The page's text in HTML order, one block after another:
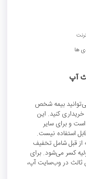
ها
بیمه شخص
درصد تخفیف خریداری کنید. این
و برای سایر
استفاده نیست.
قبل شامل تخفیف
از مبلغ اولیه کسر می‌شود. برای
در وب‌سایت آپ،